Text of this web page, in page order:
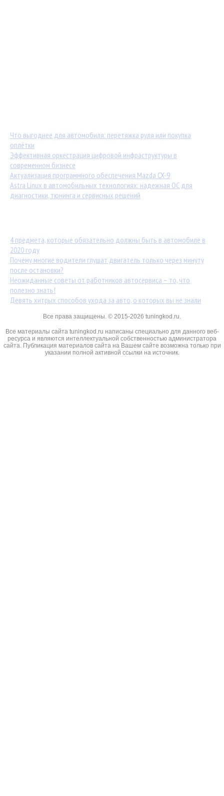
Что выгоднее для автомобиля: перетяжка руля или покупка
оплётки
Эффективная оркестрация цифровой инфраструктуры в
современном бизнесе
Актуализация программного обеспечения Mazda CX-9
Astra Linux в автомобильных технологиях: надежная ОС для
диагностики, тюнинга и сервисных решений
4 предмета, которые обязательно должны быть в автомобиле в
2020 году
Почему многие водители глушат двигатель только через минуту
после остановки?
Неожиданные советы от работников автосервиса – то, что
полезно знать!
Девять хитрых способов ухода за авто, о которых вы не знали
Все права защищены. © 2015-2026 tuningkod.ru.
Все материалы сайта tuningkod.ru написаны специально для данного веб-
ресурса и являются интеллектуальной собственностью администратора
сайта. Публикация материалов сайта на Вашем сайте возможна только при
указании полной активной ссылки на источник.